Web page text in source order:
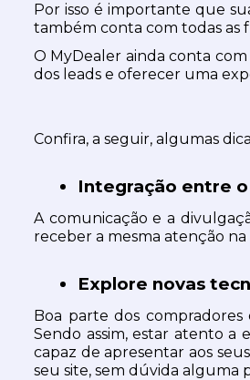
Por isso é importante que
também conta com todas as
O MyDealer ainda conta
dos leads e oferecer uma
Confira, a seguir, algumas
Integração entre
A comunicação e a
receber a mesma atenção na
Explore novas
Boa parte dos
Sendo assim, estar atento a
capaz de apresentar aos
seu site, sem dúvida alguma